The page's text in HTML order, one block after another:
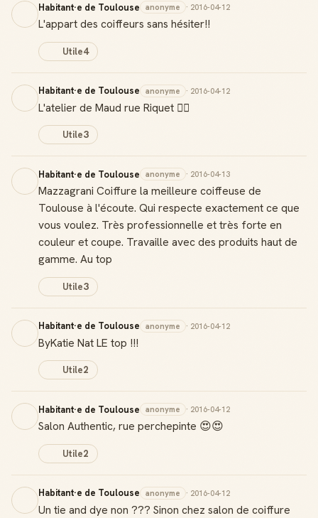
Habitant·e de Toulouse anonyme · 2016-04-12
L'appart des coiffeurs sans hésiter!!
Utile4
Habitant·e de Toulouse anonyme · 2016-04-12
L'atelier de Maud rue Riquet 👌🏻
Utile3
Habitant·e de Toulouse anonyme · 2016-04-13
Mazzagrani Coiffure la meilleure coiffeuse de
Toulouse à l'écoute. Qui respecte exactement ce que
vous voulez. Très professionnelle et très forte en
couleur et coupe. Travaille avec des produits haut de
gamme. Au top
Utile3
Habitant·e de Toulouse anonyme · 2016-04-12
ByKatie Nat LE top !!!
Utile2
Habitant·e de Toulouse anonyme · 2016-04-12
Salon Authentic, rue perchepinte 😍😍
Utile2
Habitant·e de Toulouse anonyme · 2016-04-12
Un tie and dye non ??? Sinon chez salon de coiffure